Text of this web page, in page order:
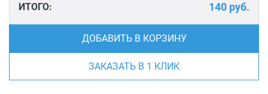
ИТОГО:
140 руб.
ДОБАВИТЬ В КОРЗИНУ
ЗАКАЗАТЬ В 1 КЛИК